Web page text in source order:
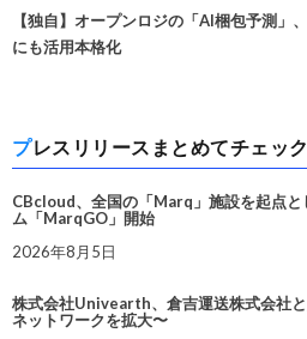
【独自】オープンロジの「AI梱包予測」
にも活用本格化
プレスリリースまとめてチェック
CBcloud、全国の「Marq」施設を起点
ム「MarqGO」開始
2026年8月5日
株式会社Univearth、倉吉運送株式会社
ネットワークを拡大〜